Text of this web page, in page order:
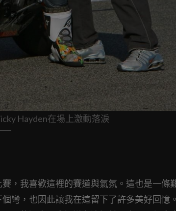
Hayden在場上激動落淚
，我喜歡這裡的賽道與氣氛。這也是一條
彎，也因此讓我在這留下了許多美好回